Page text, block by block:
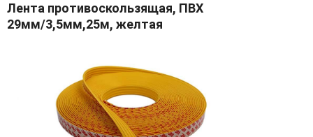
Лента противоскользящая, ПВХ
29мм/3,5мм,25м, желтая